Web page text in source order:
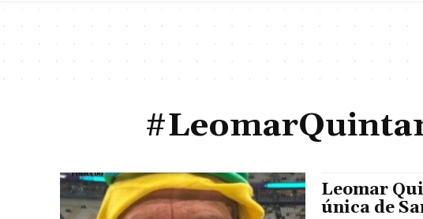
Leomar
única de